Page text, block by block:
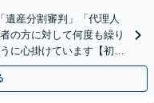
遺産分割審判」「代理人
の方に対して何度も繰り
に心掛けています【初回